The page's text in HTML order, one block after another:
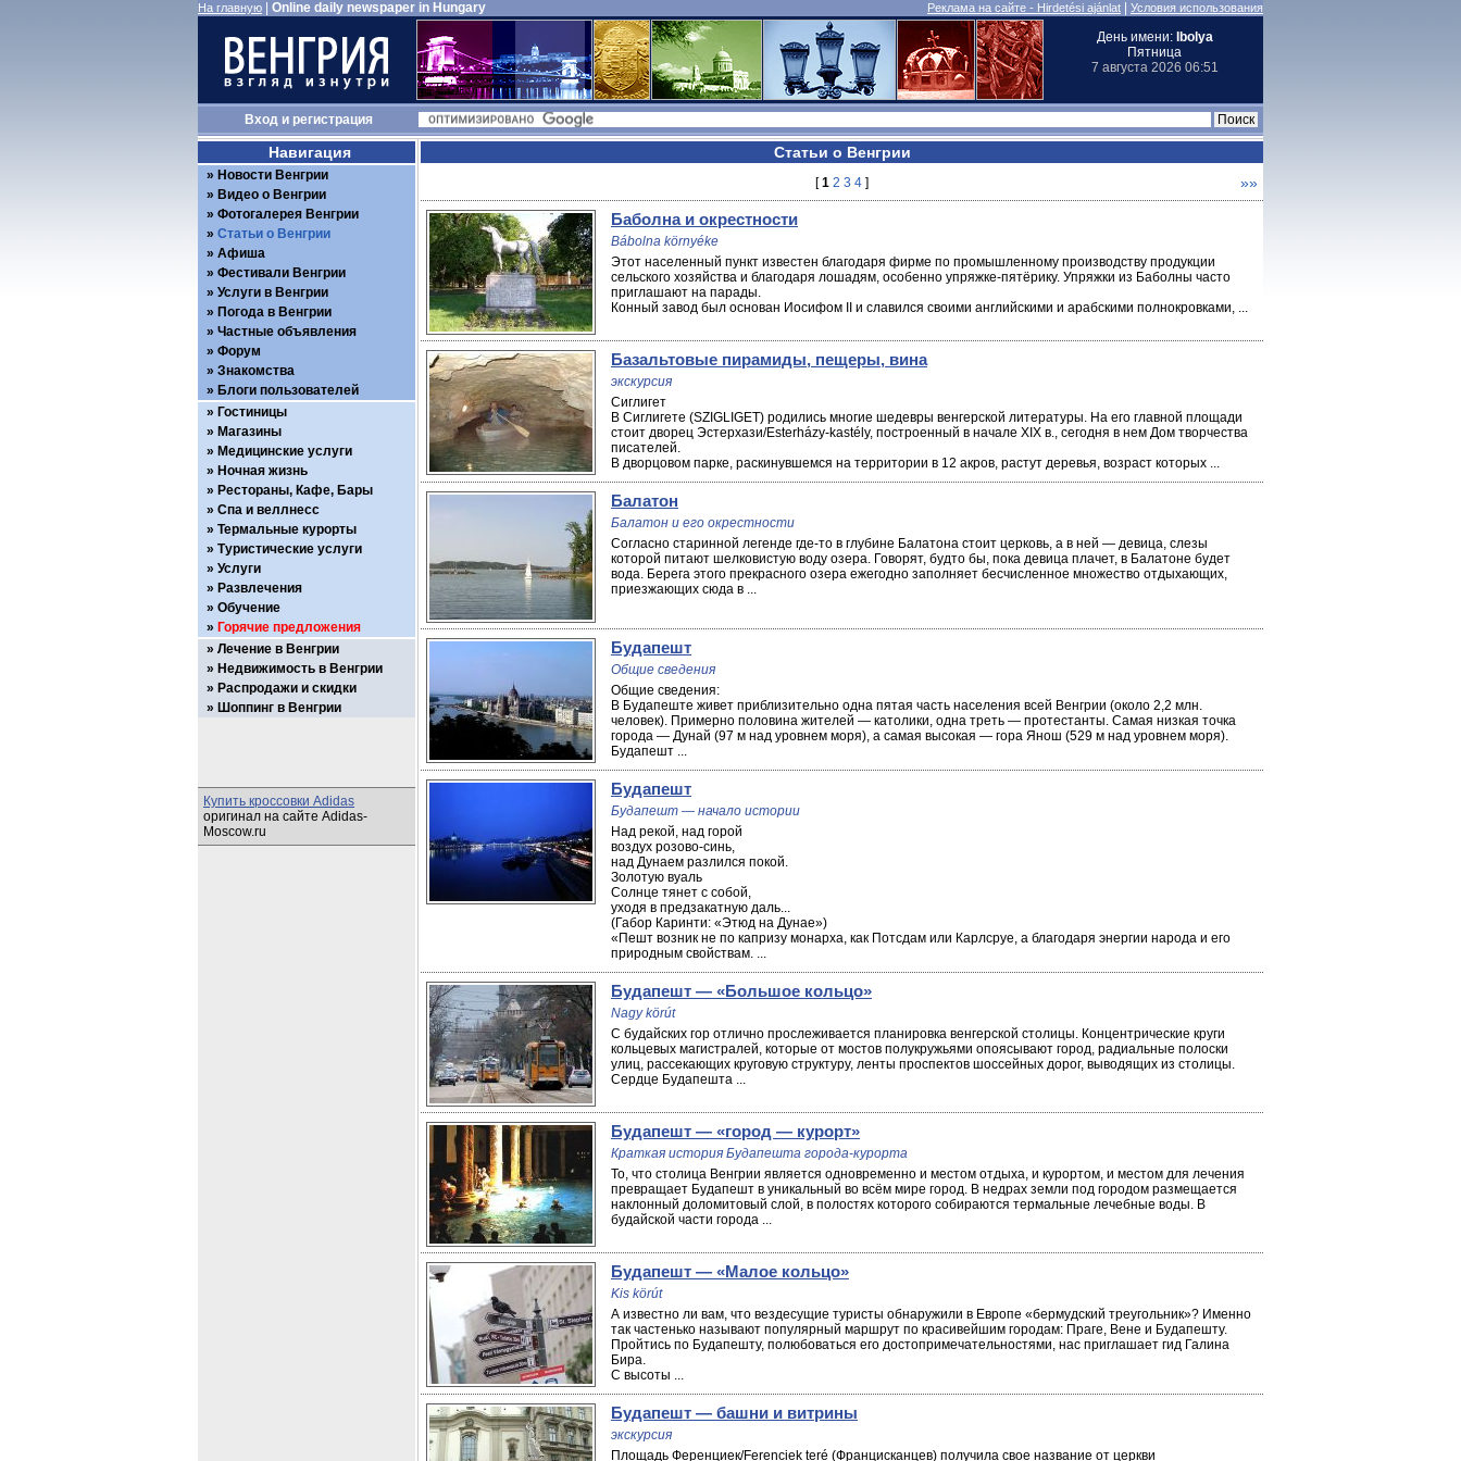
На главную Online daily newspaper in Hungary Реклама на сайте - Hirdetési ajánlat Условия использования
День имени: Ibolya
Пятница
7 августа 2026 06:51
Входи регистрация
Статьи о Венгрии
[1 2 3 4 ] »»
Баболна и окрестности
Bábolna környéke
Этот населенный пункт известен благодаря фирме по промышленному производству продукции
сельского хозяйства и благодаря лошадям, особенно упряжке-пятёрику. Упряжки из Баболны часто
приглашают на парады.
Конный завод был основан Иосифом II и славился своими английскими и арабскими полнокровками, ...
Базальтовые пирамиды, пещеры, вина
экскурсия
Сиглигет
В Сиглигете (SZIGLIGET) родились многие шедевры венгерской литературы. На его главной площади
стоит дворец Эстерхази/Esterházy-kastély, построенный в начале XIX в., сегодня в нем Дом творчества
писателей.
В дворцовом парке, раскинувшемся на территории в 12 акров, растут деревья, возраст которых ...
Балатон
Балатон и его окрестности
Согласно старинной легенде где-то в глубине Балатона стоит церковь, а в ней — девица, слезы
которой питают шелковистую воду озера. Говорят, будто бы, пока девица плачет, в Балатоне будет
вода. Берега этого прекрасного озера ежегодно заполняет бесчисленное множество отдыхающих,
приезжающих сюда в ...
Будапешт
Общие сведения
Общие сведения:
В Будапеште живет приблизительно одна пятая часть населения всей Венгрии (около 2,2 млн.
человек). Примерно половина жителей — католики, одна треть — протестанты. Самая низкая точка
города — Дунай (97 м над уровнем моря), а самая высокая — гора Янош (529 м над уровнем моря).
Будапешт ...
Будапешт
Будапешт — начало истории
Над рекой, над горой
воздух розово-синь,
над Дунаем разлился покой.
Золотую вуаль
Солнце тянет с собой,
уходя в предзакатную даль...
(Габор Каринти: «Этюд на Дунае»)
«Пешт возник не по капризу монарха, как Потсдам или Карлсруе, а благодаря энергии народа и его
природным свойствам. ...
Будапешт — «Большое кольцо»
Nagy körút
С будайских гор отлично прослеживается планировка венгерской столицы. Концентрические круги
кольцевых магистралей, которые от мостов полукружьями опоясывают город, радиальные полоски
улиц, рассекающих круговую структуру, ленты проспектов шоссейных дорог, выводящих из столицы.
Сердце Будапешта ...
Будапешт — «город — курорт»
Краткая история Будапешта города-курорта
То, что столица Венгрии является одновременно и местом отдыха, и курортом, и местом для лечения
превращает Будапешт в уникальный во всём мире город. В недрах земли под городом размещается
наклонный доломитовый слой, в полостях которого собираются термальные лечебные воды. В
будайской части города ...
Будапешт — «Малое кольцо»
Kis körút
А известно ли вам, что вездесущие туристы обнаружили в Европе «бермудский треугольник»? Именно
так частенько называют популярный маршрут по красивейшим городам: Праге, Вене и Будапешту.
Пройтись по Будапешту, полюбоваться его достопримечательностями, нас приглашает гид Галина
Бира.
С высоты ...
Будапешт — башни и витрины
экскурсия
Площадь Ференциек/Ferenciek teré (Францисканцев) получила свое название от церкви
Навигация
Новости Венгрии
Видео о Венгрии
Фотогалерея Венгрии
Статьи о Венгрии
Афиша
Фестивали Венгрии
Услуги в Венгрии
Погода в Венгрии
Частные объявления
Форум
Знакомства
Блоги пользователей
Гостиницы
Магазины
Медицинские услуги
Ночная жизнь
Рестораны, Кафе, Бары
Спа и веллнесс
Термальные курорты
Туристические услуги
Услуги
Развлечения
Обучение
Горячие предложения
Лечение в Венгрии
Недвижимость в Венгрии
Распродажи и скидки
Шоппинг в Венгрии
Купить кроссовки Adidas
оригинал на сайте Adidas-
Moscow.ru